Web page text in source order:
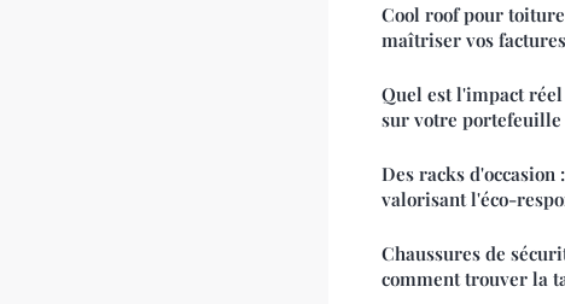
Cool roof pour
maîtriser vos
Quel est l'impact
sur votre portefeuille
Des racks d'occasion
valorisant l'éco-
Chaussures de
comment trouver la